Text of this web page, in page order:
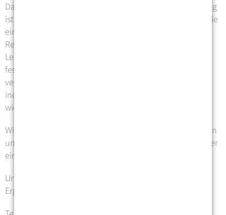
Das zentrale Ziel einer ergotherapeutischen Behandlung
ist es, die größtmögliche Selbständigkeit und Autonomie
einer Person (wieder-)herzustellen. Dabei ist es wichtig,
Ressourcen und Barrieren zu ergründen, das
Lebensumfeld zu verstehen, gemeinsam Ziele
festzulegen und diese im therapeutischen Prozess zu
verfolgen. So erarbeiten wir gemeinsam mit Ihnen
individuelle Lösungen, damit Ihre Handlungsfähigkeit
wiedererlangt, erhalten oder gesteigert wird.
Wir arbeiten auf der Basis wissenschaftlicher Grundlagen
und einer fundierten mehrjährigen Ausbildung und/oder
eines Studiums.
Unsere Praxis ist Mitglied des
Ergotherapie e. V.).